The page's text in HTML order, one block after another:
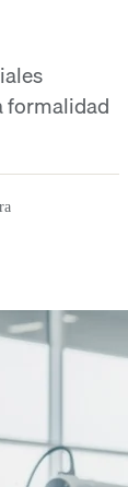
formalidad